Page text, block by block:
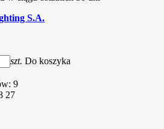
S.A.
szt. Do koszyka
9
27